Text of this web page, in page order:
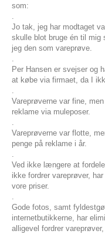
som:
.
Jo tak, jeg har modtaget
skulle blot bruge én til mig
jeg den som vareprøve.
.
Per Hansen er svejser og
at købe via firmaet, da I
.
Vareprøverne var fine,
reklame via muleposer.
.
Vareprøverne var flotte,
penge på reklame i år.
.
Ved ikke længere at
ikke fordrer vareprøver,
vore priser.
.
Gode fotos, samt
internetbutikkerne, har
alligevel fordrer